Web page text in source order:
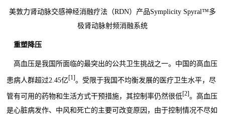
美敦力肾动脉交感神经消融疗法（RDN）产品Symplicity Spyral™多
极肾动脉射频消融系统
重塑降压
高血压是我国所面临的最突出的公共卫生挑战之一。中国的高血压
患病人群超过2.45亿[1]。受限于我国不均衡发展的医疗卫生水平，尽
管有可用的药物和生活方式干预措施，其控制率仍然很低 [2] 。高血压
是心脏病发作、中风和死亡的主要可改变原因，由于控制情况不尽如